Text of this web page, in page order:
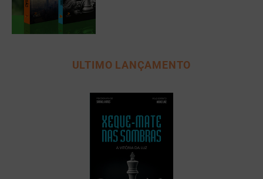
ULTIMO LANÇAMENTO